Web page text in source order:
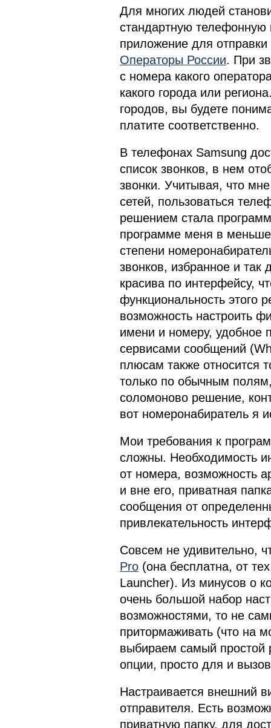
Для многих людей
стандартную телефонную
приложение для
Операторы России. При
с номера какого
какого города или
городов, вы будете
платите соответственно.
В телефонах Samsung
список звонков, в нем
звонки. Учитывая, что
сетей, пользоваться
решением стала
программе меня в
степени
звонков, избранное и
красива по интерфейсу,
функциональность этого
возможность настроить
имени и номеру, удобное
сервисами сообщений
плюсам также относится
только по обычным
соломоново решение,
вот номеронабиратель я
Мои требования к
сложны. Необходимость
от номера, возможность
и вне его, приватная
сообщения от
привлекательность
Совсем не удивительно,
Pro (она бесплатна, от
Launcher). Из минусов о
очень большой набор
возможностями, то не
притормаживать (что на
выбираем самый простой
опции, просто для и
Настраивается внешний
отправителя. Есть
приватную папку, для